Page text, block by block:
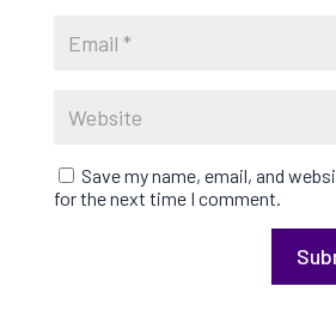
Save my name, email, and
for the next time I comment.